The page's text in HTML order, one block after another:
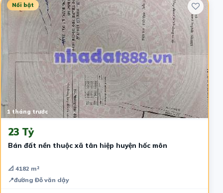
Nổi bật
1 tháng trước
23 Tỷ
Bán đất nền thuộc xã tân hiệp huyện hốc môn
📐 4182 m²
📍đường Đỗ văn dậy